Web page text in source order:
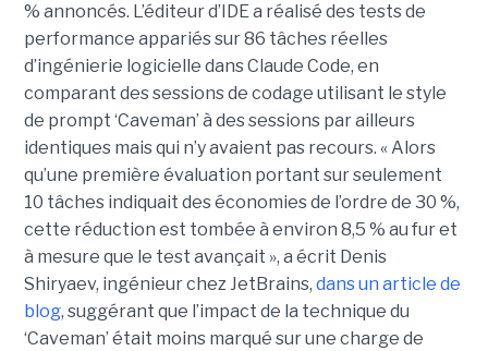
% annoncés. L’éditeur d’IDE a réalisé des tests de
performance appariés sur 86 tâches réelles
d’ingénierie logicielle dans Claude Code, en
comparant des sessions de codage utilisant le style
de prompt ‘Caveman’ à des sessions par ailleurs
identiques mais qui n’y avaient pas recours. « Alors
qu’une première évaluation portant sur seulement
10 tâches indiquait des économies de l’ordre de 30 %,
cette réduction est tombée à environ 8,5 % au fur et
à mesure que le test avançait », a écrit Denis
Shiryaev, ingénieur chez JetBrains, dans un article de
blog, suggérant que l’impact de la technique du
‘Caveman’ était moins marqué sur une charge de